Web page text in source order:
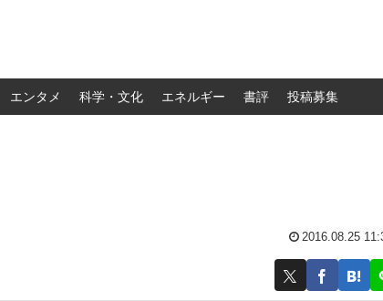
エンタメ 科学・文化 エネルギー 書評 投稿募集
2016.08.25